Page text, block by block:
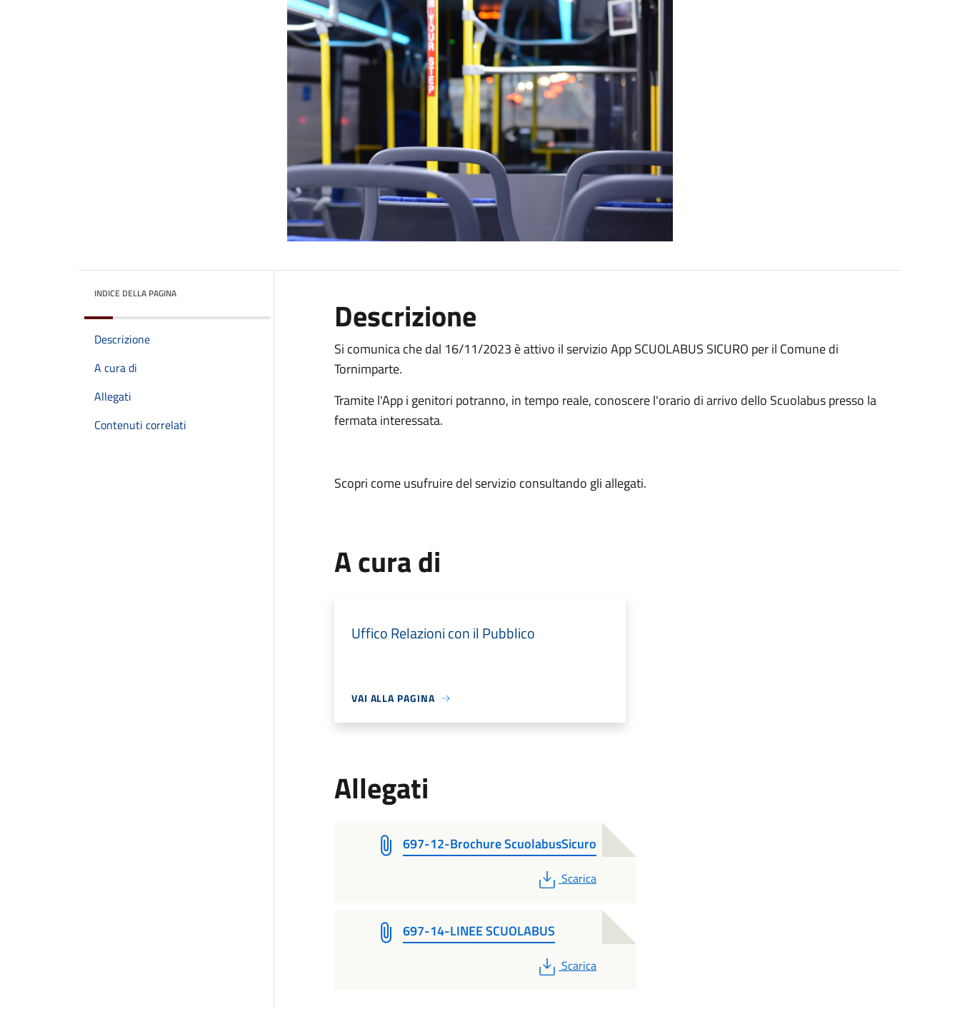
INDICE DELLA PAGINA
Descrizione
A cura di
Allegati
Contenuti correlati
Descrizione
Si comunica che dal 16/11/2023 è attivo il servizio App SCUOLABUS SICURO per il Comune di
Tornimparte.
Tramite l'App i genitori potranno, in tempo reale, conoscere l'orario di arrivo dello Scuolabus presso la
fermata interessata.
Scopri come usufruire del servizio consultando gli allegati.
A cura di
Uffico Relazioni con il Pubblico
VAI ALLA PAGINA
Allegati
697-12-Brochure ScuolabusSicuro
PDF
Scarica
697-14-LINEE SCUOLABUS
PDF
Scarica